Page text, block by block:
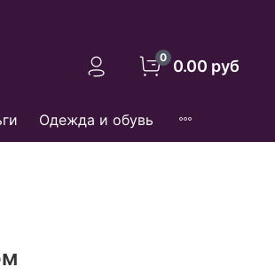
0 0.00 руб
Одежда и обувь